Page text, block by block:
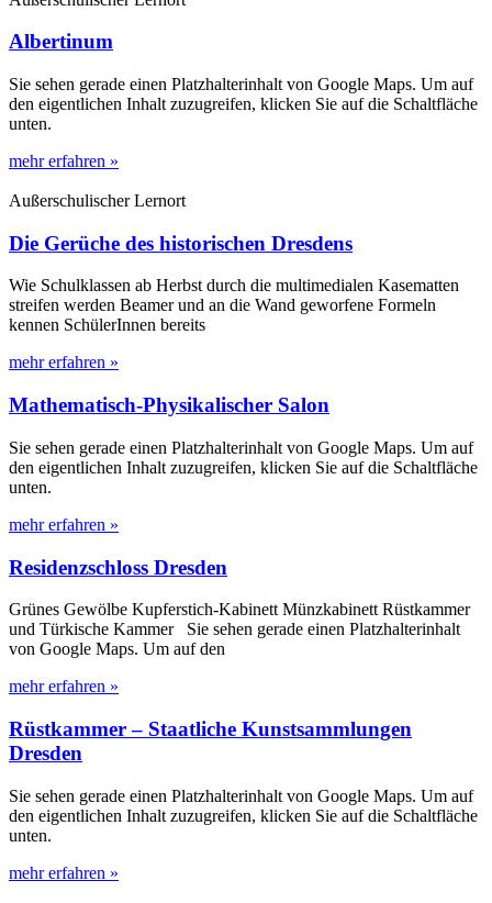
Albertinum
Sie sehen gerade einen Platzhalterinhalt von Google Maps. Um auf
den eigentlichen Inhalt zuzugreifen, klicken Sie auf die Schaltfläche
unten.
mehr erfahren »
Außerschulischer Lernort
Die Gerüche des historischen Dresdens
Wie Schulklassen ab Herbst durch die multimedialen Kasematten
streifen werden Beamer und an die Wand geworfene Formeln
kennen SchülerInnen bereits
mehr erfahren »
Mathematisch-Physikalischer Salon
Sie sehen gerade einen Platzhalterinhalt von Google Maps. Um auf
den eigentlichen Inhalt zuzugreifen, klicken Sie auf die Schaltfläche
unten.
mehr erfahren »
Residenzschloss Dresden
Grünes Gewölbe Kupferstich-Kabinett Münzkabinett Rüstkammer
und Türkische Kammer Sie sehen gerade einen Platzhalterinhalt
von Google Maps. Um auf den
mehr erfahren »
Rüstkammer – Staatliche Kunstsammlungen
Dresden
Sie sehen gerade einen Platzhalterinhalt von Google Maps. Um auf
den eigentlichen Inhalt zuzugreifen, klicken Sie auf die Schaltfläche
unten.
mehr erfahren »